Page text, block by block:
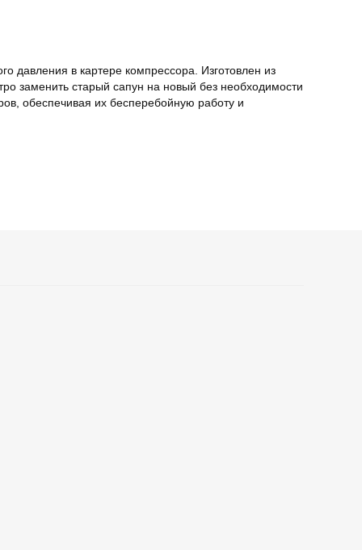
давления в картере компрессора. Изготовлен из
заменить старый сапун на новый без необходимости
обеспечивая их бесперебойную работу и